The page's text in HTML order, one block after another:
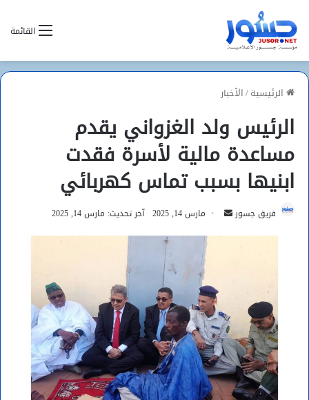
القائمة
الرئيسية/الأخبار
الرئيس ولد الغزواني يقدم
مساعدة مالية لأسرة فقدت
ابنيها بسبب تماس كهربائي
فريق جسور
أرسل
إلكترونيا
مارس 14, 2025 آخر تحديث: مارس 14, 2025